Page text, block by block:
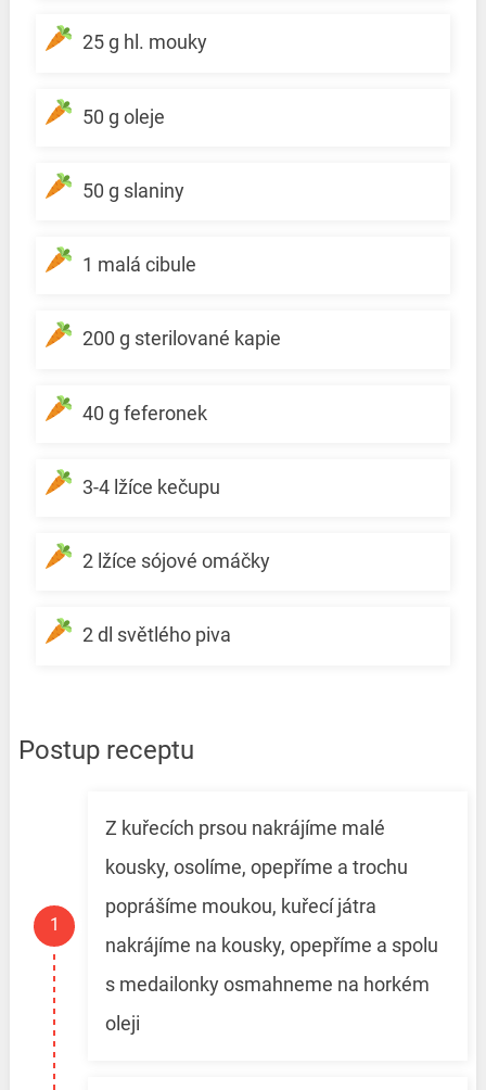
25 g hl. mouky
50 g oleje
50 g slaniny
1 malá cibule
200 g sterilované kapie
40 g feferonek
3-4 lžíce kečupu
2 lžíce sójové omáčky
2 dl světlého piva
Postup receptu
Z kuřecích prsou nakrájíme malé
kousky, osolíme, opepříme a trochu
poprášíme moukou, kuřecí játra
nakrájíme na kousky, opepříme a spolu
s medailonky osmahneme na horkém
oleji